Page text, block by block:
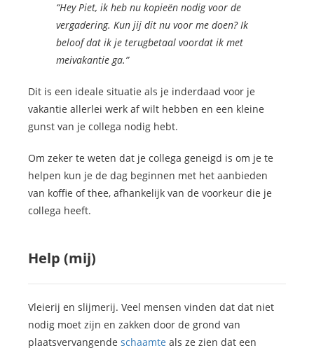
“Hey Piet, ik heb nu kopieën nodig voor de
vergadering. Kun jij dit nu voor me doen? Ik
beloof dat ik je terugbetaal voordat ik met
meivakantie ga.”
Dit is een ideale situatie als je inderdaad voor je
vakantie allerlei werk af wilt hebben en een kleine
gunst van je collega nodig hebt.
Om zeker te weten dat je collega geneigd is om je te
helpen kun je de dag beginnen met het aanbieden
van koffie of thee, afhankelijk van de voorkeur die je
collega heeft.
Help (mij)
Vleierij en slijmerij. Veel mensen vinden dat dat niet
nodig moet zijn en zakken door de grond van
plaatsvervangende schaamte als ze zien dat een